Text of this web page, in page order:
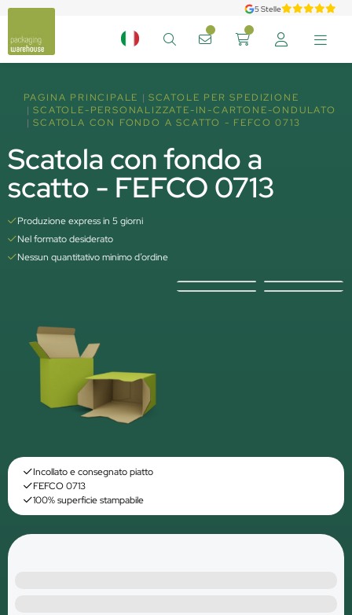
5 Stelle
PAGINA PRINCIPALE
SCATOLE PER SPEDIZIONE
SCATOLE-PERSONALIZZATE-IN-CARTONE-ONDULATO
SCATOLA CON FONDO A SCATTO - FEFCO 0713
Scatola con fondo a
scatto - FEFCO 0713
Produzione express in 5 giorni
Nel formato desiderato
Nessun quantitativo minimo d’ordine
Incollato e consegnato piatto
FEFCO 0713
100% superficie stampabile